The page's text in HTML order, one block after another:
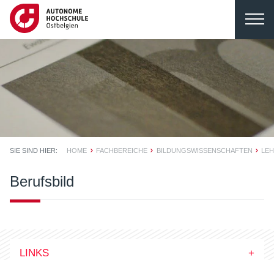
SIE SIND HIER: HOME FACHBEREICHE BILDUNGSWISSENSCHAFTEN
Berufsbild
LINKS